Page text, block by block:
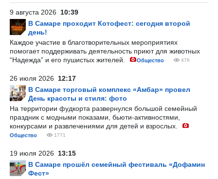
9 августа 2026 10:39
В Самаре проходит Котофест: сегодня второй
день!
Каждое участие в благотворительных мероприятиях
помогает поддерживать деятельность приют для животных
“Надежда” и его пушистых жителей.
Общество 476
26 июля 2026 12:17
В Самаре торговый комплекс «Амбар» провел
День красоты и стиля: фото
На территории фудкорта развернулся большой семейный
праздник с модными показами, бьюти-активностями,
конкурсами и развлечениями для детей и взрослых.
Общество 1771
19 июля 2026 13:15
В Самаре прошёл семейный фестиваль «Дофамин
Фест»